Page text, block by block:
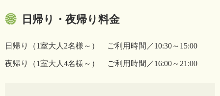
日帰り・夜帰り料金
日帰り（1室大人2名様～） ご利用時間／10:30～15:00
夜帰り（1室大人4名様～） ご利用時間／16:00～21:00